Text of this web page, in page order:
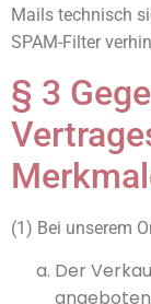
Mails technisch
SPAM-Filter
§ 3
(1) Bei unserem
Der